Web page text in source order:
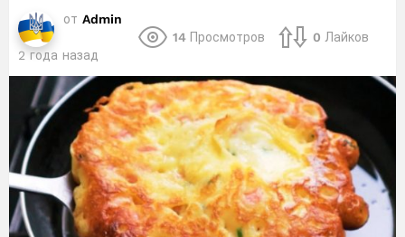
от Admin
2 года назад
14 Просмотров 0 Лайков